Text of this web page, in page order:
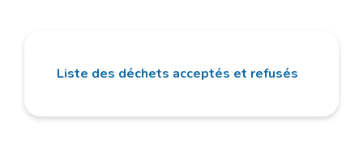
Liste des déchets acceptés et refusés